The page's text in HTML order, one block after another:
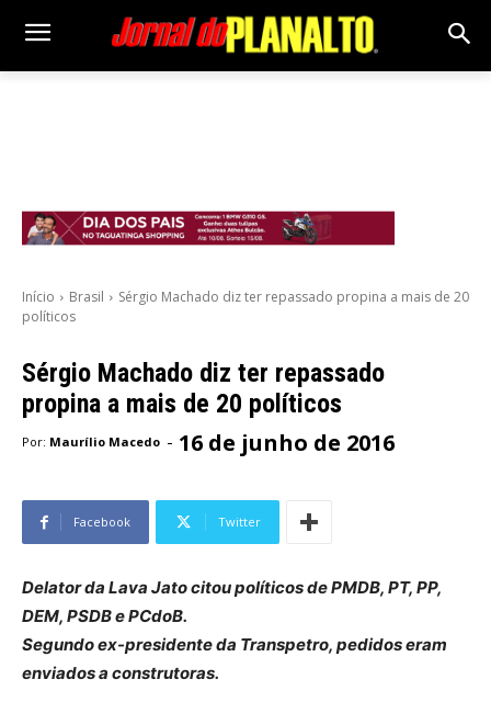
Início Brasil
Sérgio Machado diz ter repassado propina a mais de 20
políticos
Sérgio Machado diz ter repassado
propina a mais de 20 políticos
Por: Maurílio Macedo - 16 de junho de 2016
Facebook Twitter
Delator da Lava Jato citou políticos de PMDB, PT, PP,
DEM, PSDB e PCdoB.
Segundo ex-presidente da Transpetro, pedidos eram
enviados a construtoras.